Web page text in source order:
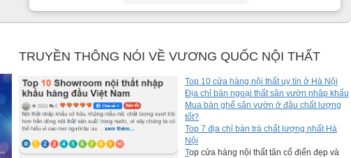
TRUYỀN THÔNG NÓI VỀ VƯƠNG QUỐC NỘI THẤT
Top 10 cửa hàng nội thất uy tín ở Hà Nội
Địa chỉ bán ngoại thất sân vườn nhâp khẩu
Mua bàn ghế sân vườn ở đâu chất lượng
tốt?
Top 7 địa chỉ bàn trà chất lượng nhất Hà
Nội
Top cửa hàng nội thất tân cổ điển đẹp và